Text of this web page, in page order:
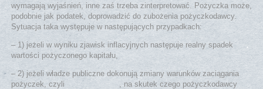
wymagają wyjaśnień, inne zaś trzeba zinterpretować. Pożyczka może,
podobnie jak podatek, doprowadzić do zubożenia pożyczkodawcy.
Sytuacja taka występuje w następujących przypadkach:
– 1) jeżeli w wyniku zjawisk inflacyjnych następuje realny spadek
wartości pożyczonego kapitału,
– 2) jeżeli władze publiczne dokonują zmiany warunków zaciągania
pożyczek, czyli
, na skutek czego pożyczkodawcy